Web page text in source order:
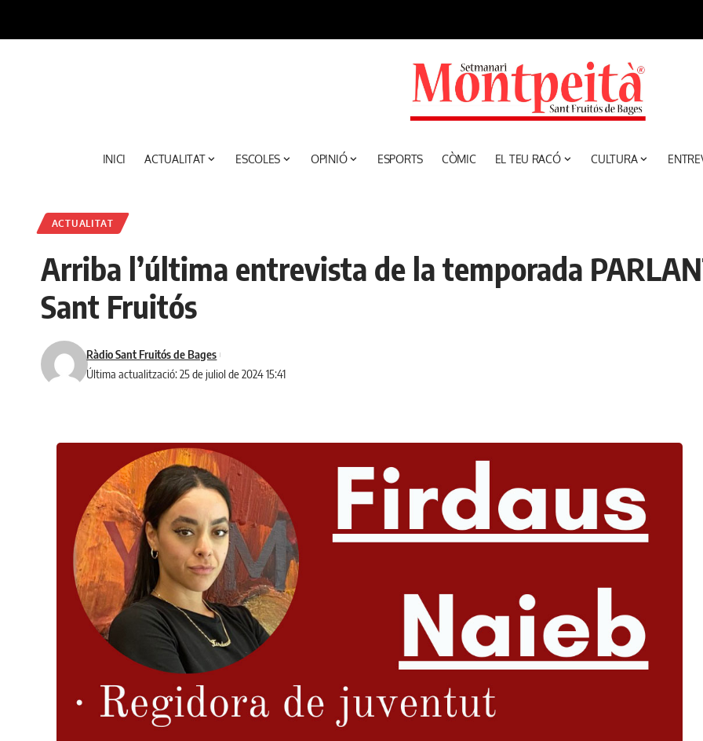
INICI ACTUALITAT ESCOLES OPINIÓ ESPORTS CÒMIC EL TEU RACÓ CULTURA
ACTUALITAT
Arriba l’última entrevista de la temporada
Sant Fruitós
Última actualització: 25 de juliol de 2024 15:41
Ràdio Sant Fruitós de Bages